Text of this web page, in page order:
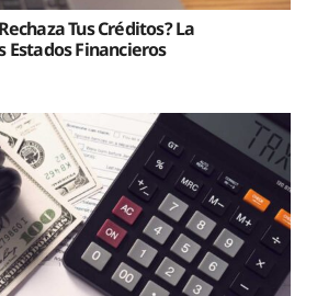
Tus Créditos? La
Estados Financieros